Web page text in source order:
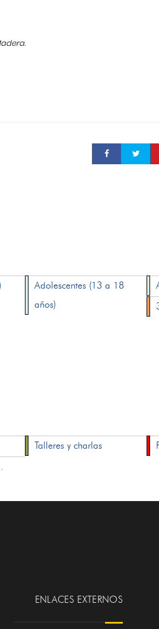
Adolescentes (13 a 18
años)
Talleres y charlas
ENLACES EXTERNOS